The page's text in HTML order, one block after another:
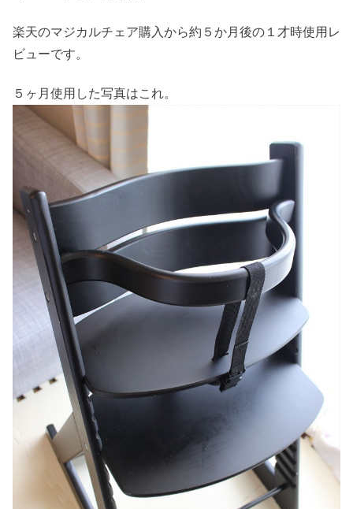
楽天のマジカルチェア購入から約５か月後の１才時使用レ
ビューです。
５ヶ月使用した写真はこれ。